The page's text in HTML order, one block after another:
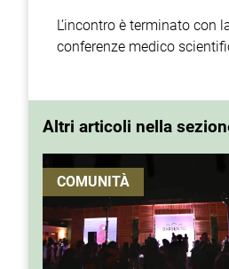
L’incontro è terminato con
conferenze medico
Altri articoli nella
COMUNITÀ